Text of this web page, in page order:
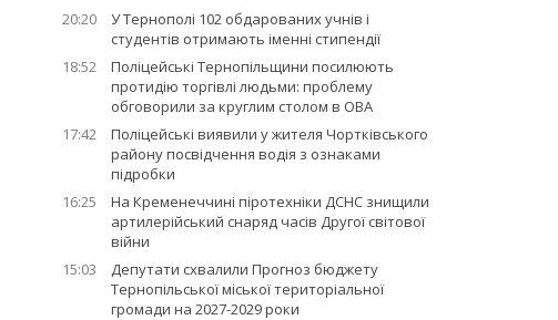
20:20
У Тернополі 102 обдарованих учнів і
студентів отримають іменні стипендії
18:52
Поліцейські Тернопільщини посилюють
протидію торгівлі людьми: проблему
обговорили за круглим столом в ОВА
17:42
Поліцейські виявили у жителя Чортківського
району посвідчення водія з ознаками
підробки
16:25
На Кременеччині піротехніки ДСНС знищили
артилерійський снаряд часів Другої світової
війни
15:03
Депутати схвалили Прогноз бюджету
Тернопільської міської територіальної
громади на 2027-2029 роки